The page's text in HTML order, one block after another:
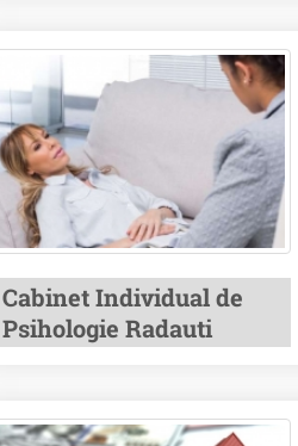
Cabinet Individual de
Psihologie Radauti